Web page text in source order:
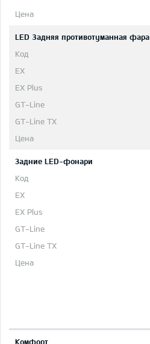
LED 3адняя противотуманная фара
Задние LED-фонари
Комфорт